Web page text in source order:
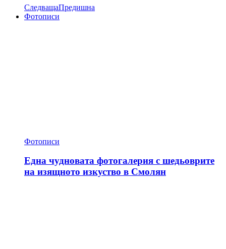
СледващаПредишна
Фотописи
Фотописи
Една чудновата фотогалерия с шедьоврите
на изящното изкуство в Смолян